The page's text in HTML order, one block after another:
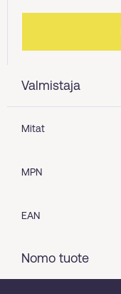
Valmistaja
Mitat
MPN
EAN
Nomo tuote